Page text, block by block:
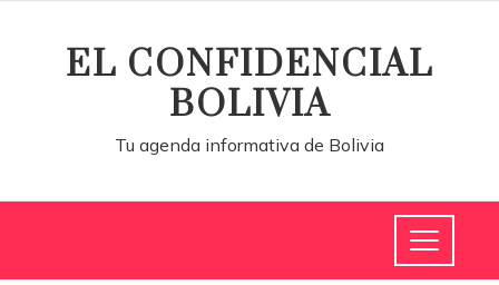
EL CONFIDENCIAL
BOLIVIA
Tu agenda informativa de Bolivia